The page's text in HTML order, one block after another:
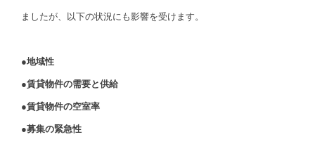
ましたが、以下の状況にも影響を受けます。
●地域性
●賃貸物件の需要と供給
●賃貸物件の空室率
●募集の緊急性